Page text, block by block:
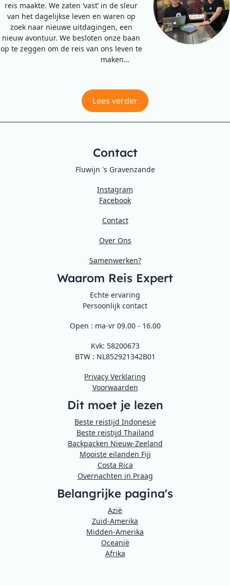
reis maakte. We zaten ‘vast’ in de sleur
van het dagelijkse leven en waren op
zoek naar nieuwe uitdagingen, een
nieuw avontuur. We besloten onze baan
op te zeggen om de reis van ons leven te
maken…
Lees verder
Contact
Fluwijn 's Gravenzande
Instagram
Facebook
Contact
Over Ons
Samenwerken?
Waarom Reis Expert
Echte ervaring
Persoonlijk contact
Open : ma-vr 09.00 - 16.00
Kvk: 58200673
BTW : NL852921342B01
Privacy Verklaring
Voorwaarden
Dit moet je lezen
Beste reistijd Indonesië
Beste reistijd Thailand
Backpacken Nieuw-Zeeland
Mooiste eilanden Fiji
Costa Rica
Overnachten in Praag
Belangrijke pagina's
Azië
Zuid-Amerika
Midden-Amerika
Oceanië
Afrika